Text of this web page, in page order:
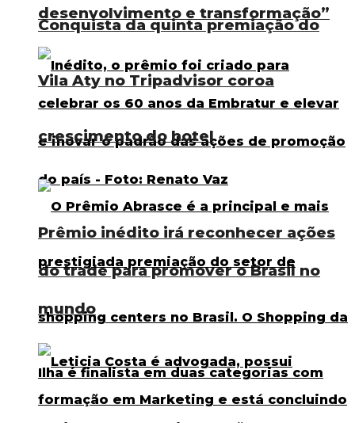
desenvolvimento e transformação”
Prêmio inédito irá reconhecer ações
do trade para promover o Brasil no
mundo
Conquista da quinta premiação do
Vila Aty no Tripadvisor coroa
crescimento do hotel